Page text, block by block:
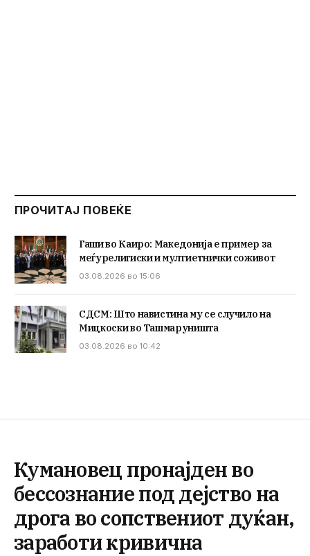
ПРОЧИТАЈ ПОВЕЌЕ
Гаши во Каиро: Македонија е пример за
меѓурелигиски и мултиетнички соживот
03.08.2026 во 15:06
СДСМ: Што навистина му се случило на
Мицкоски во Ташмаруништа
03.08.2026 во 10:42
Кумановец пронајден во
бессознание под дејство на
дрога во сопствениот дуќан,
заработи кривична